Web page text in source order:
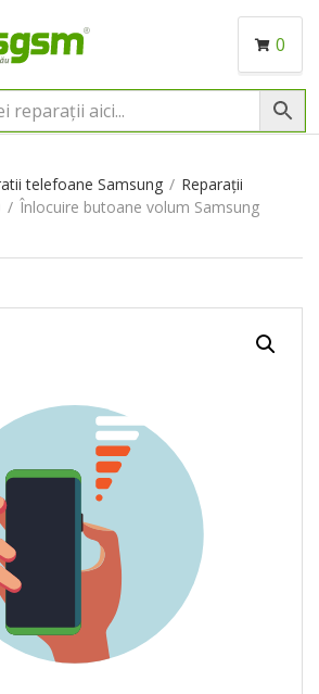
0
telefoane Samsung / Reparații
/ Înlocuire butoane volum Samsung